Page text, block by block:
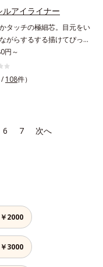
ルアイライナー
タッチの極細芯。目元をい
がらするする描けてぴった
するする描けてぴったり密
らかタッチの極細芯アイラ
です。繊細な目のキワにも優
きます。アイラインを描いた
後ろに付いているチップでま
ます。※中身を取り替えられ
ルをご用意しています。*
ール配合＝保湿成分
円～
/ 108件）
6 7 次へ
2000
3000